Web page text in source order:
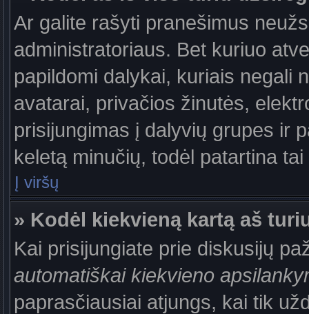
Ar galite rašyti pranešimus
administratoriaus. Bet kuriuo
papildomi dalykai, kuriais negali
avatarai, privačios žinutės,
prisijungimas į dalyvių grupes ir
keletą minučių, todėl patartina
Į viršų
» Kodėl kiekvieną kartą aš
Kai prisijungiate prie diskusijų
automatiškai kiekvieno
paprasčiausiai atjungs, kai tik